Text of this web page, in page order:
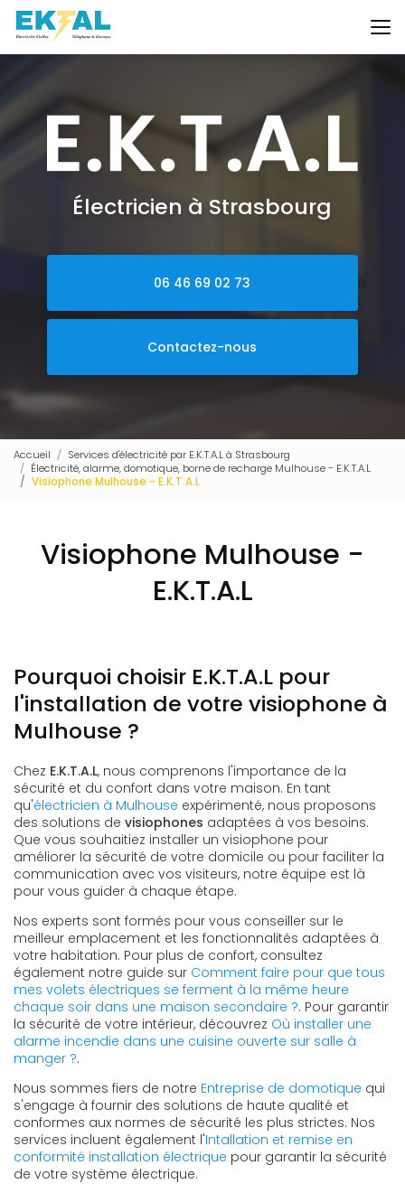
Aller
au
contenu
principal
Électricien à Strasbourg
06 46 69 02 73
Contactez-nous
Accueil
Services d'électricité par E.K.T.A.L à Strasbourg
Électricité, alarme, domotique, borne de recharge Mulhouse - E.K.T.A.L
Visiophone Mulhouse - E.K.T.A.L
Visiophone Mulhouse -
E.K.T.A.L
Pourquoi choisir E.K.T.A.L pour
l'installation de votre visiophone à
Mulhouse ?
Chez E.K.T.A.L, nous comprenons l'importance de la
sécurité et du confort dans votre maison. En tant
qu'électricien à Mulhouse expérimenté, nous proposons
des solutions de visiophones adaptées à vos besoins.
Que vous souhaitiez installer un visiophone pour
améliorer la sécurité de votre domicile ou pour faciliter la
communication avec vos visiteurs, notre équipe est là
pour vous guider à chaque étape.
Nos experts sont formés pour vous conseiller sur le
meilleur emplacement et les fonctionnalités adaptées à
votre habitation. Pour plus de confort, consultez
également notre guide sur Comment faire pour que tous
mes volets électriques se ferment à la même heure
chaque soir dans une maison secondaire ?. Pour garantir
la sécurité de votre intérieur, découvrez Où installer une
alarme incendie dans une cuisine ouverte sur salle à
manger ?.
Nous sommes fiers de notre Entreprise de domotique qui
s'engage à fournir des solutions de haute qualité et
conformes aux normes de sécurité les plus strictes. Nos
services incluent également l'Intallation et remise en
conformité installation électrique pour garantir la sécurité
de votre système électrique.